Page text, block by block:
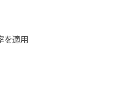
を適用